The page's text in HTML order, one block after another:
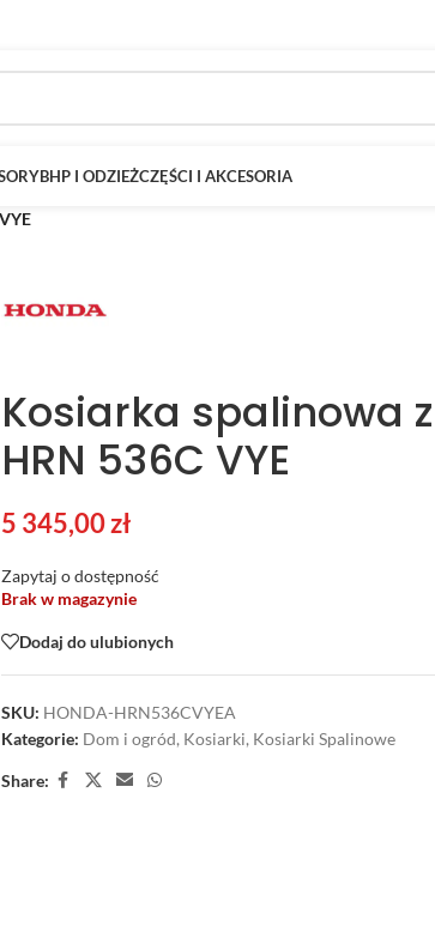
BHP I ODZIEŻCZĘŚCI I AKCESORIA
Kosiarka spalinowa
HRN 536C VYE
5 345,00zł
Zapytaj o dostępność
Brak w magazynie
Dodaj do ulubionych
SKU: HONDA-HRN536CVYEA
Kategorie: Dom i ogród, Kosiarki, Kosiarki Spalinowe
Share: